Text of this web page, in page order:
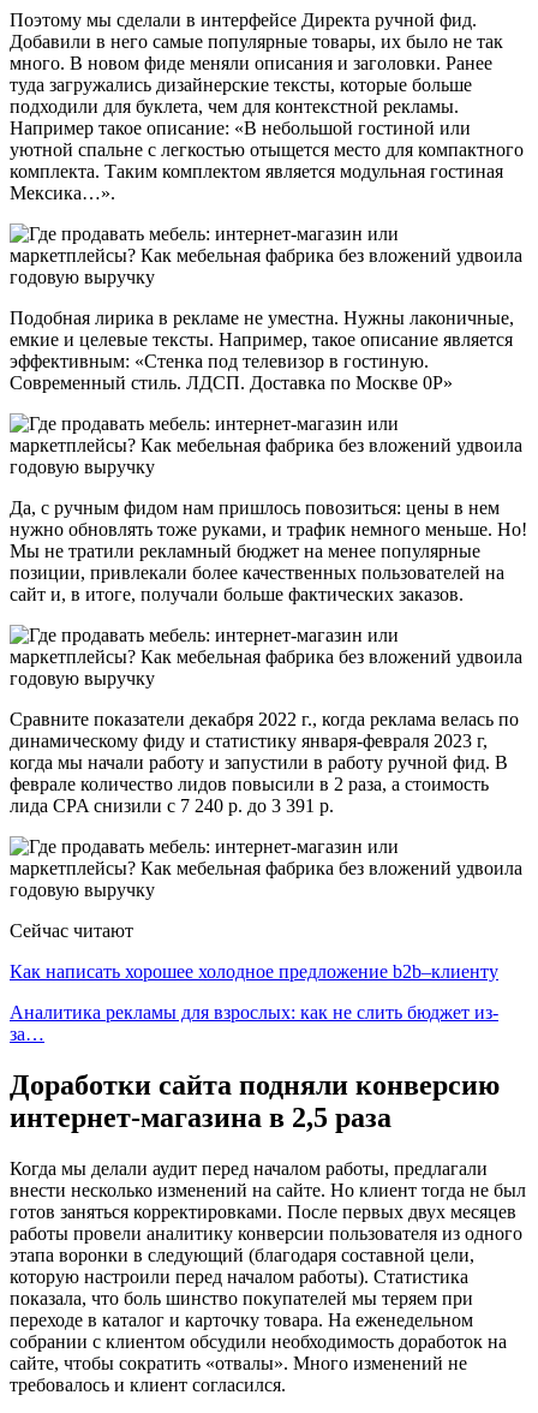
Поэтому мы сделали в интерфейсе Директа ручной фид.
Добавили в него самые популярные товары, их было не так
много. В новом фиде меняли описания и заголовки. Ранее
туда загружались дизайнерские тексты, которые больше
подходили для буклета, чем для контекстной рекламы.
Например такое описание: «В небольшой гостиной или
уютной спальне с легкостью отыщется место для компактного
комплекта. Таким комплектом является модульная гостиная
Мексика…».
Подобная лирика в рекламе не уместна. Нужны лаконичные,
емкие и целевые тексты. Например, такое описание является
эффективным: «Стенка под телевизор в гостиную.
Современный стиль. ЛДСП. Доставка по Москве 0Р»
Да, с ручным фидом нам пришлось повозиться: цены в нем
нужно обновлять тоже руками, и трафик немного меньше. Но!
Мы не тратили рекламный бюджет на менее популярные
позиции, привлекали более качественных пользователей на
сайт и, в итоге, получали больше фактических заказов.
Сравните показатели декабря 2022 г., когда реклама велась по
динамическому фиду и статистику января-февраля 2023 г,
когда мы начали работу и запустили в работу ручной фид. В
феврале количество лидов повысили в 2 раза, а стоимость
лида CPA снизили с 7 240 р. до 3 391 р.
Сейчас читают
Как написать хорошее холодное предложение b2b–клиенту
Аналитика рекламы для взрослых: как не слить бюджет из-
за…
Доработки сайта подняли конверсию
интернет-магазина в 2,5 раза
Когда мы делали аудит перед началом работы, предлагали
внести несколько изменений на сайте. Но клиент тогда не был
готов заняться корректировками. После первых двух месяцев
работы провели аналитику конверсии пользователя из одного
этапа воронки в следующий (благодаря составной цели,
которую настроили перед началом работы). Статистика
показала, что боль шинство покупателей мы теряем при
переходе в каталог и карточку товара. На еженедельном
собрании с клиентом обсудили необходимость доработок на
сайте, чтобы сократить «отвалы». Много изменений не
требовалось и клиент согласился.